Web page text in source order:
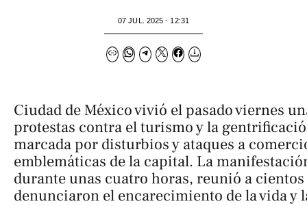
07 JUL. 2025 - 12:31
Ciudad de México vivió el pasado viernes
protestas contra el turismo y la
marcada por disturbios y ataques a
emblemáticas de la capital. La
durante unas cuatro horas, reunió a
denunciaron el encarecimiento de la vida y